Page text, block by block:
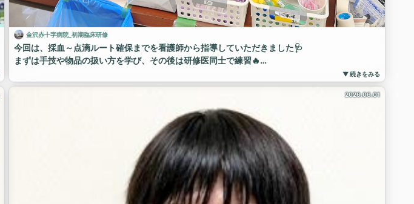
金沢赤十字病院_初期臨床研修
今回は、採血～点滴ルート確保までを看護師から指導していただきました🩺
まずは手技や物品の扱い方を学び、その後は研修医同士で練習🔥
救急の現場でもいち早く対応できるよう、日々研鑽を積んでいます！💪✨
▼ 続きをみる
2026.06.01